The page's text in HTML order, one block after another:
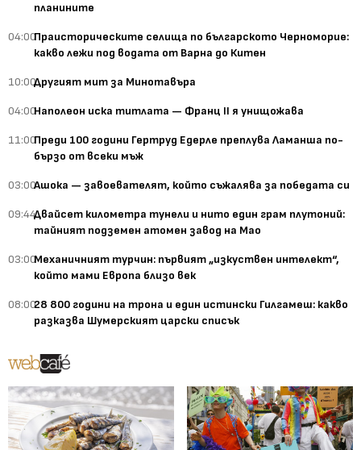
планините
04:00Праисторическите селища по българското Черноморие:
какво лежи под водата от Варна до Китен
10:00Другият мит за Минотавъра
04:00Наполеон иска титлата — Франц II я унищожава
11:00Преди 100 години Гертруд Едерле преплува Ламанша по-
бързо от всеки мъж
03:00Ашока — завоевателят, който съжалява за победата си
09:44Двайсет километра тунели и нито един грам плутоний:
тайният подземен атомен завод на Мао
03:00Механичният турчин: първият „изкуствен интелект“,
който мами Европа близо век
08:0028 800 години на трона и един истински Гилгамеш: какво
разказва Шумерският царски списък